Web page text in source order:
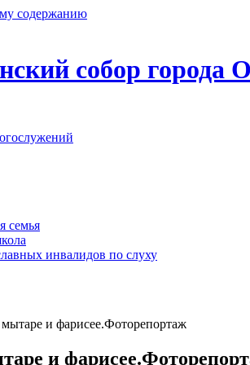
содержанию
собор города
семья
инвалидов по слуху
и фарисее.Фоторепортаж
и